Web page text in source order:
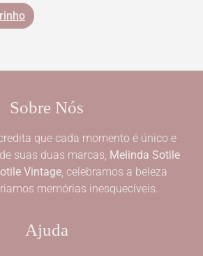
Sobre Nós
que cada momento é único e
suas duas marcas, Melinda Sotile
Vintage, celebramos a beleza
memórias inesquecíveis.
Ajuda